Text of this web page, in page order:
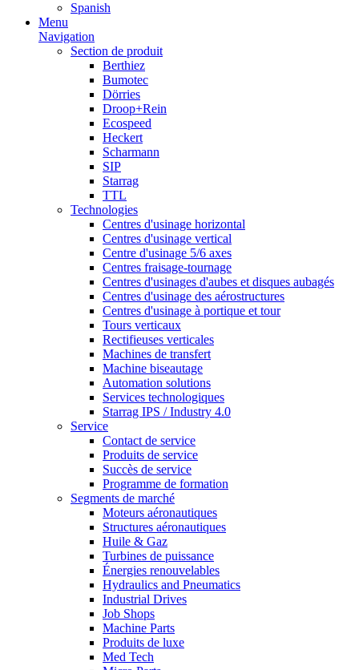
Spanish
Menu
Navigation
Section de produit
Berthiez
Bumotec
Dörries
Droop+Rein
Ecospeed
Heckert
Scharmann
SIP
Starrag
TTL
Technologies
Centres d'usinage horizontal
Centres d'usinage vertical
Centre d'usinage 5/6 axes
Centres fraisage-tournage
Centres d'usinages d'aubes et disques aubagés
Centres d'usinage des aérostructures
Centres d'usinage à portique et tour
Tours verticaux
Rectifieuses verticales
Machines de transfert
Machine biseautage
Automation solutions
Services technologiques
Starrag IPS / Industry 4.0
Service
Contact de service
Produits de service
Succès de service
Programme de formation
Segments de marché
Moteurs aéronautiques
Structures aéronautiques
Huile & Gaz
Turbines de puissance
Énergies renouvelables
Hydraulics and Pneumatics
Industrial Drives
Job Shops
Machine Parts
Produits de luxe
Med Tech